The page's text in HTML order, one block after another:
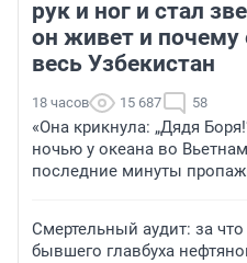
рук и ног и стал
он живет и почему
весь Узбекистан
18 часов 15 687 58
«Она крикнула: „Дядя
ночью у океана во
последние минуты
Смертельный аудит: за
бывшего главбуха